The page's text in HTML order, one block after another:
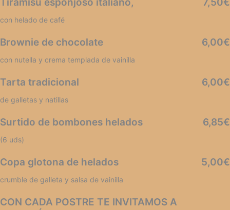
con helado de café
Brownie de chocolate 6,00€
con nutella y crema templada de vainilla
Tarta tradicional 6,00€
de galletas y natillas
Surtido de bombones helados 6,85€
(6 uds)
Copa glotona de helados 5,00€
crumble de galleta y salsa de vainilla
CON CADA POSTRE TE INVITAMOS A